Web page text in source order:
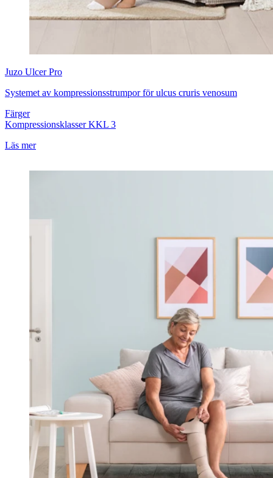
Juzo Ulcer Pro
Systemet av kompressionsstrumpor för ulcus cruris venosum
Färger
KompressionsklasserKKL 3
Läs mer